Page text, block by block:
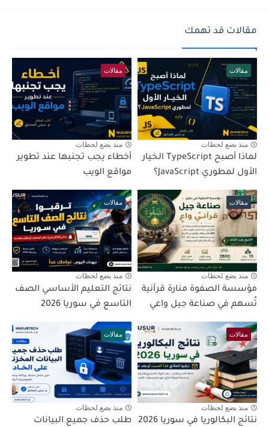
مقالات قد تهمك
مقالات
منذ بضع لحظات
لماذا أصبح TypeScript الخيار
الأول لمطوري JavaScript؟
مقالات
منذ بضع لحظات
أخطاء يجب تجنبها عند تطوير
مواقع الويب
مقالات
منذ بضع لحظات
مؤسسة الصفوة منارة قرآنية
تُسهم في صناعة جيل واعي
مقالات
منذ بضع لحظات
نتائج التعليم الأساسي الصف
التاسع في سوريا 2026
مقالات
منذ بضع لحظات
نتائج البكالوريا في سوريا 2026
مقالات
منذ بضع لحظات
طلب حذف جميع البيانات